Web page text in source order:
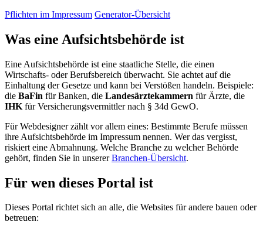
Pflichten im Impressum Generator-Übersicht
Was eine Aufsichtsbehörde ist
Eine Aufsichtsbehörde ist eine staatliche Stelle, die einen
Wirtschafts- oder Berufsbereich überwacht. Sie achtet auf die
Einhaltung der Gesetze und kann bei Verstößen handeln. Beispiele:
die BaFin für Banken, die Landesärztekammern für Ärzte, die
IHK für Versicherungsvermittler nach § 34d GewO.
Für Webdesigner zählt vor allem eines: Bestimmte Berufe müssen
ihre Aufsichtsbehörde im Impressum nennen. Wer das vergisst,
riskiert eine Abmahnung. Welche Branche zu welcher Behörde
gehört, finden Sie in unsererBranchen-Übersicht.
Für wen dieses Portal ist
Dieses Portal richtet sich an alle, die Websites für andere bauen oder
betreuen: